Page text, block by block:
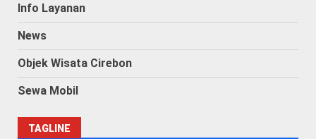
Info Layanan
News
Objek Wisata Cirebon
Sewa Mobil
TAGLINE